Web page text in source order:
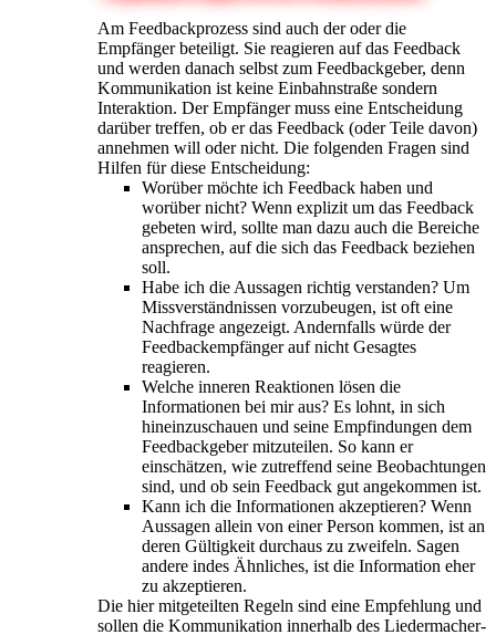
Am Feedbackprozess sind auch der oder die
Empfänger beteiligt. Sie reagieren auf das Feedback
und werden danach selbst zum Feedbackgeber, denn
Kommunikation ist keine Einbahnstraße sondern
Interaktion. Der Empfänger muss eine Entscheidung
darüber treffen, ob er das Feedback (oder Teile davon)
annehmen will oder nicht. Die folgenden Fragen sind
Hilfen für diese Entscheidung:
Worüber möchte ich Feedback haben und
worüber nicht? Wenn explizit um das Feedback
gebeten wird, sollte man dazu auch die Bereiche
ansprechen, auf die sich das Feedback beziehen
soll.
Habe ich die Aussagen richtig verstanden? Um
Missverständnissen vorzubeugen, ist oft eine
Nachfrage angezeigt. Andernfalls würde der
Feedbackempfänger auf nicht Gesagtes
reagieren.
Welche inneren Reaktionen lösen die
Informationen bei mir aus? Es lohnt, in sich
hineinzuschauen und seine Empfindungen dem
Feedbackgeber mitzuteilen. So kann er
einschätzen, wie zutreffend seine Beobachtungen
sind, und ob sein Feedback gut angekommen ist.
Kann ich die Informationen akzeptieren? Wenn
Aussagen allein von einer Person kommen, ist an
deren Gültigkeit durchaus zu zweifeln. Sagen
andere indes Ähnliches, ist die Information eher
zu akzeptieren.
Die hier mitgeteilten Regeln sind eine Empfehlung und
sollen die Kommunikation innerhalb des Liedermacher-